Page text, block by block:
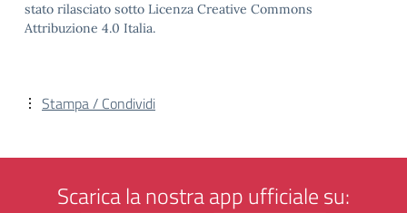
stato rilasciato sotto Licenza Creative Commons
Attribuzione 4.0 Italia.
Stampa / Condividi
Scarica la nostra app ufficiale su: